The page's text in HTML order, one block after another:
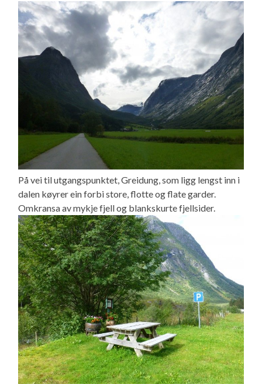
På vei til utgangspunktet, Greidung, som ligg lengst inn i
dalen køyrer ein forbi store, flotte og flate garder.
Omkransa av mykje fjell og blankskurte fjellsider.